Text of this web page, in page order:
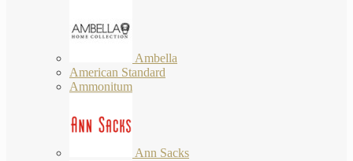
Ambella
American Standard
Ammonitum
Ann Sacks